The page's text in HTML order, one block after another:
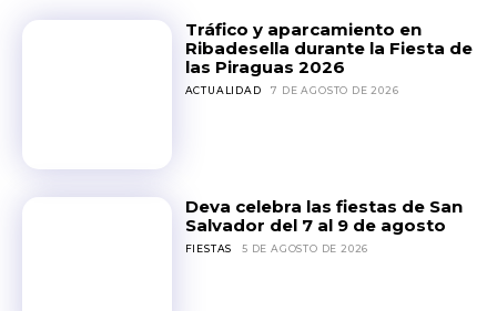
Tráfico y aparcamiento en
Ribadesella durante la Fiesta de
las Piraguas 2026
ACTUALIDAD 7 DE AGOSTO DE 2026
Deva celebra las fiestas de San
Salvador del 7 al 9 de agosto
FIESTAS 5 DE AGOSTO DE 2026